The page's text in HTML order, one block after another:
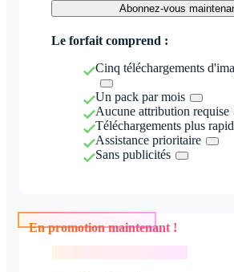
Abonnez-vous
Le forfait comprend :
Cinq téléchargements
Un pack par mois
Aucune attribution requise
Téléchargements plus
Assistance prioritaire
Sans publicités
En promotion maintenant !